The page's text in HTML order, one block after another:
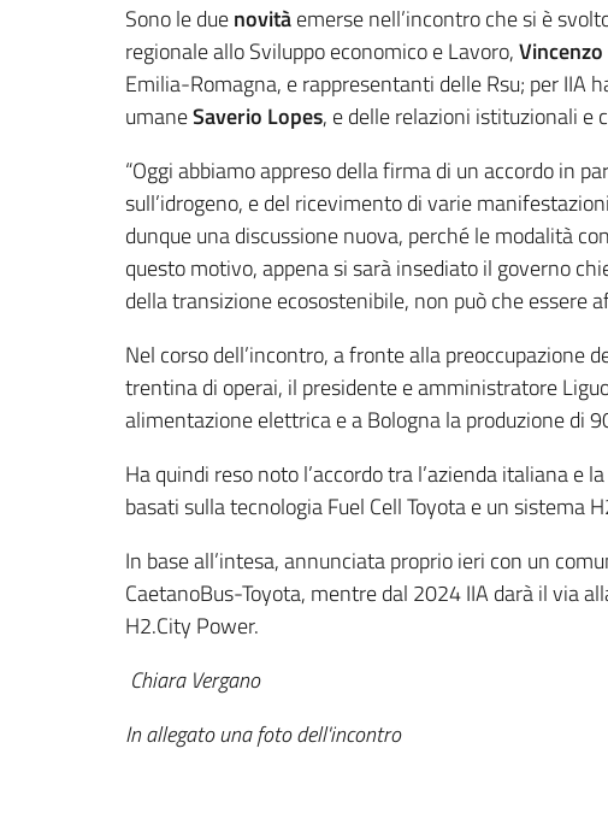
Sono le duenovitàemerse nell’incontro che si è
regionale allo Sviluppo economico e Lavoro,
Emilia-Romagna, e rappresentanti delle Rsu; per IIA
umaneSaverio Lopes, e delle relazioni istituzionali e
“Oggi abbiamo appreso della firma di un accordo in
sull’idrogeno, e del ricevimento di varie
dunque una discussione nuova, perché le modalità
questo motivo, appena si sarà insediato il governo
della transizione ecosostenibile, non può che essere
Nel corso dell’incontro, a fronte alla preoccupazione
trentina di operai, il presidente e amministratore
alimentazione elettrica e a Bologna la produzione di
Ha quindi reso noto l’accordo tra l’azienda italiana e
basati sulla tecnologia Fuel Cell Toyota e un sistema
In base all’intesa, annunciata proprio ieri con un
CaetanoBus-Toyota, mentre dal 2024 IIA darà il via
H2.City Power.
Chiara Vergano
In allegato una foto dell'incontro